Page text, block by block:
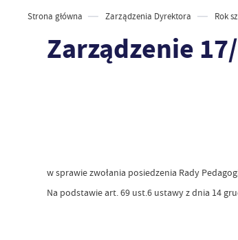
Strona główna Zarządzenia Dyrektora Rok
Zarządzenie
w sprawie zwołania posiedzenia Rady
Na podstawie art. 69 ust.6 ustawy z dnia 14